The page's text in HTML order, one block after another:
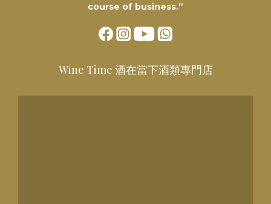
course of business.”
Wine Time 酒在當下酒類專門店